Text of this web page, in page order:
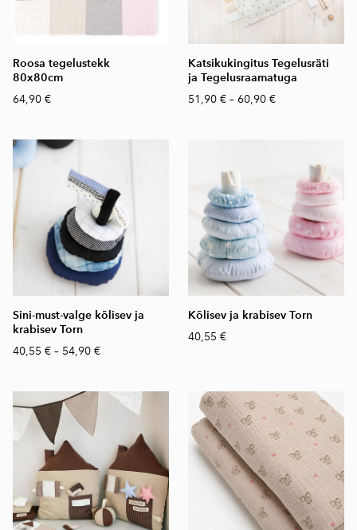
Roosa tegelustekk
80x80cm
64,90 €
Katsikukingitus Tegelusräti
ja Tegelusraamatuga
51,90 € – 60,90 €
Sini-must-valge kõlisev ja
krabisev Torn
40,55 € – 54,90 €
Kõlisev ja krabisev Torn
40,55 €